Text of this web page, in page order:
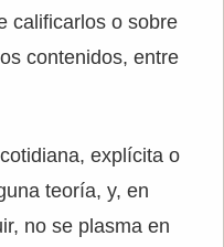
calificarlos o sobre
contenidos, entre
explícita o
teoría, y, en
no se plasma en